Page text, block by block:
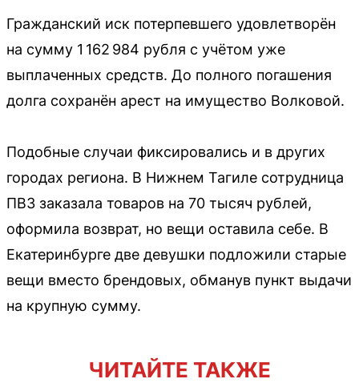
Гражданский иск потерпевшего удовлетворён
на сумму 1 162 984 рубля с учётом уже
выплаченных средств. До полного погашения
долга сохранён арест на имущество Волковой.
Подобные случаи фиксировались и в других
городах региона. В Нижнем Тагиле сотрудница
ПВЗ заказала товаров на 70 тысяч рублей,
оформила возврат, но вещи оставила себе. В
Екатеринбурге две девушки подложили старые
вещи вместо брендовых, обманув пункт выдачи
на крупную сумму.
ЧИТАЙТЕ ТАКЖЕ